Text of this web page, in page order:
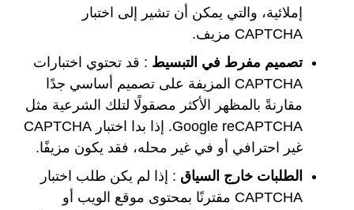
إملائية، والتي يمكن أن تشير إلى اختبار
CAPTCHA مزيف.
تصميم مفرط في التبسيط : قد تحتوي اختبارات
CAPTCHA المزيفة على تصميم أساسي جدًا
مقارنةً بالمظهر الأكثر مصقولًا لتلك الشرعية مثل
Google reCAPTCHA. إذا بدا اختبار CAPTCHA
غير احترافي أو في غير محله، فقد يكون مزيفًا.
الطلبات خارج السياق : إذا لم يكن طلب اختبار
CAPTCHA مقترنًا بمحتوى موقع الويب أو